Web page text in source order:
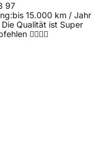
97
bis 15.000 km / Jahr
Qualität ist Super
👍🏻👍🏻